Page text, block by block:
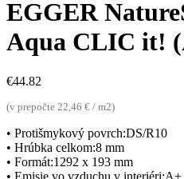
EGGER
Aqua CLIC it!
€44.82
(v prepočte 22,46 € / m2)
• Protišmykový povrch:DS/R10
• Hrúbka celkom:8 mm
• Formát:1292 x 193 mm
• Emisie vo vzduchu v interiéri:A+